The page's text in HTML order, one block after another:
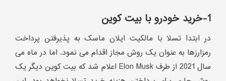
1-خرید خودرو با بیت کوین
در ابتدا تسلا با مالکیت ایلان ماسک به پذیرفتن پرداخت
رمزارزها به عنوان یک روش مجاز اقدام می نمود. اما در ماه می
سال 2021 از طرف Elon Musk اعلام شد که بیت کوین دیگر یک